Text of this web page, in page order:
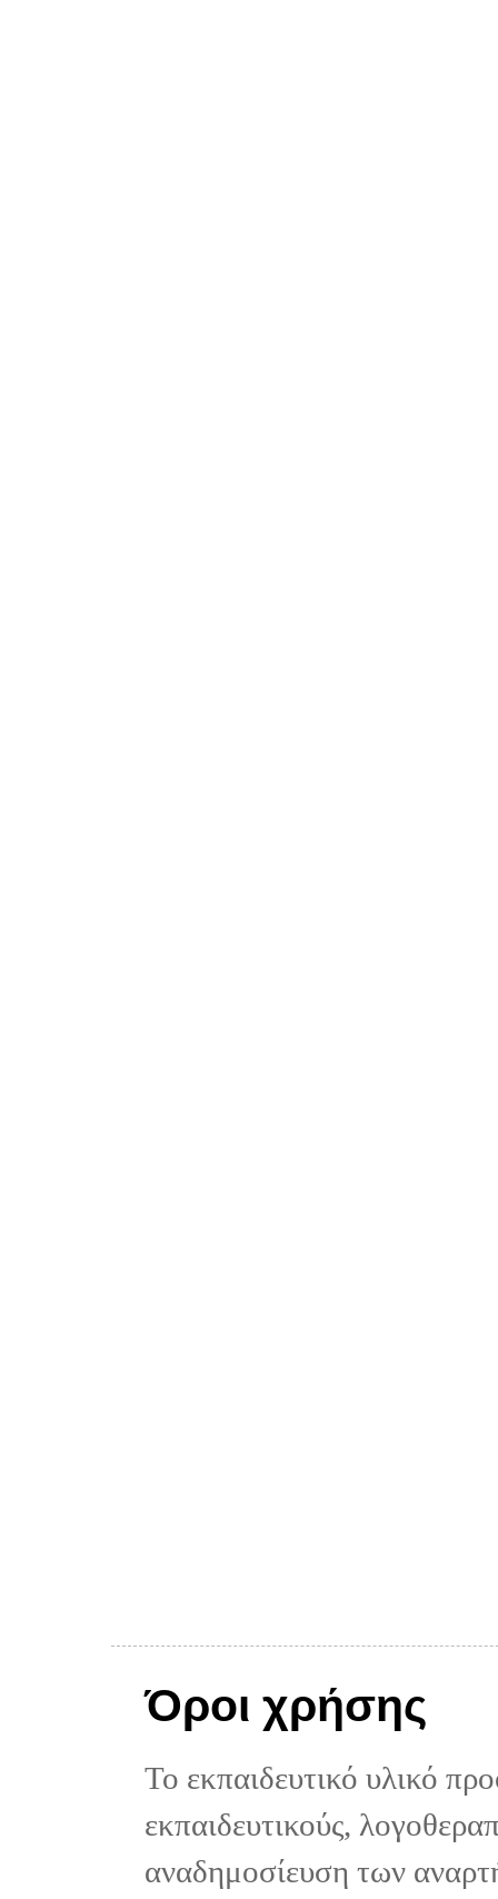
Όροι χρήσης
Το εκπαιδευτικό υλικό
εκπαιδευτικούς,
αναδημοσίευση των